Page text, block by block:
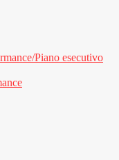
Piano esecutivo